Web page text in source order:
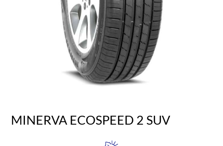
MINERVA ECOSPEED 2 SUV